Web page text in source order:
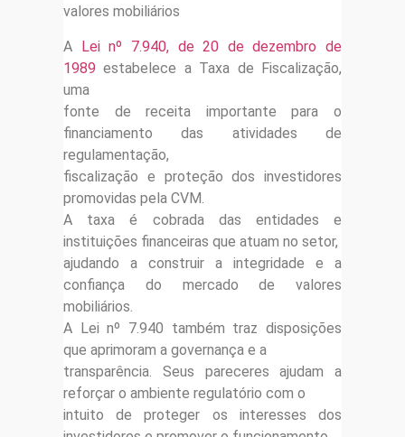
valores mobiliários
A Lei nº 7.940, de 20 de dezembro de
1989 estabelece a Taxa de Fiscalização,
uma
fonte de receita importante para o
financiamento das atividades de
regulamentação,
fiscalização e proteção dos investidores
promovidas pela CVM.
A taxa é cobrada das entidades e
instituições financeiras que atuam no setor,
ajudando a construir a integridade e a
confiança do mercado de valores
mobiliários.
A Lei nº 7.940 também traz disposições
que aprimoram a governança e a
transparência. Seus pareceres ajudam a
reforçar o ambiente regulatório com o
intuito de proteger os interesses dos